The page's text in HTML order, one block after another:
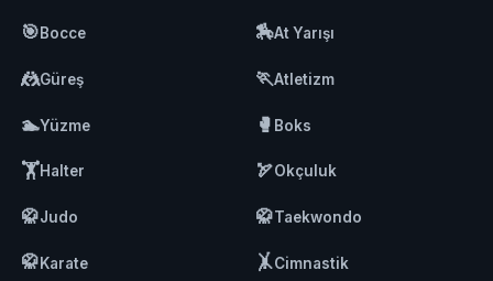
🎯Bocce 🏇At Yarışı
🤼Güreş 🏃Atletizm
🏊Yüzme 🥊 Boks
🏋️Halter 🏹Okçuluk
🥋Judo 🥋Taekwondo
🥋Karate 🤸Cimnastik